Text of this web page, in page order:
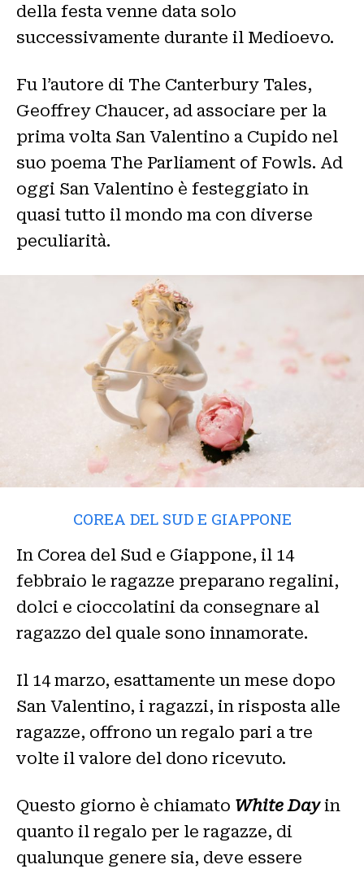
della festa venne data solo
successivamente durante il Medioevo.
Fu l’autore di The Canterbury Tales,
Geoffrey Chaucer, ad associare per la
prima volta San Valentino a Cupido nel
suo poema The Parliament of Fowls. Ad
oggi San Valentino è festeggiato in
quasi tutto il mondo ma con diverse
peculiarità.
COREA DEL SUD E GIAPPONE
In Corea del Sud e Giappone, il 14
febbraio le ragazze preparano regalini,
dolci e cioccolatini da consegnare al
ragazzo del quale sono innamorate.
Il 14 marzo, esattamente un mese dopo
San Valentino, i ragazzi, in risposta alle
ragazze, offrono un regalo pari a tre
volte il valore del dono ricevuto.
Questo giorno è chiamato White Dayin
quanto il regalo per le ragazze, di
qualunque genere sia, deve essere